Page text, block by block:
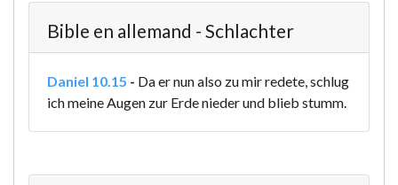
Bible en allemand - Schlachter
Daniel 10.15 - Da er nun also zu mir redete, schlug
ich meine Augen zur Erde nieder und blieb stumm.